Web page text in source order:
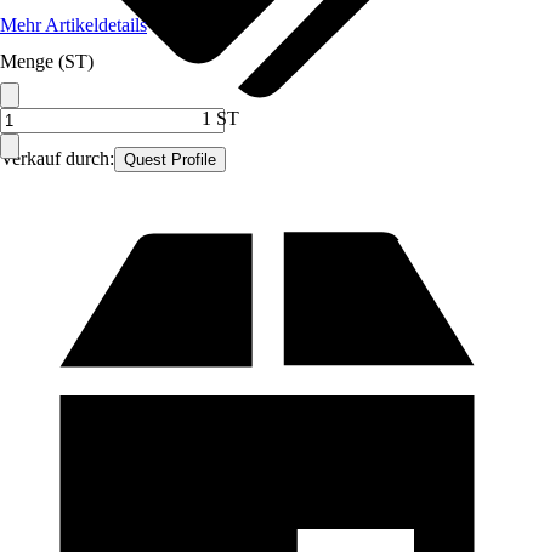
Verkauf durch: Quest Profile
Mehr Artikeldetails
Menge (ST)
1 ST